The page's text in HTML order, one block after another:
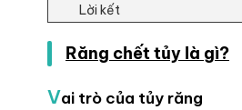
Lời kết
Răng chết tủy là gì?
Vai trò của tủy răng